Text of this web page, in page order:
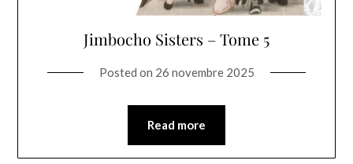
Jimbocho Sisters – Tome 5
Posted on 26 novembre 2025
Read more